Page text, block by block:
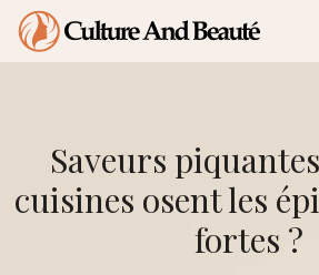
Saveurs
cuisines osent les
fortes ?